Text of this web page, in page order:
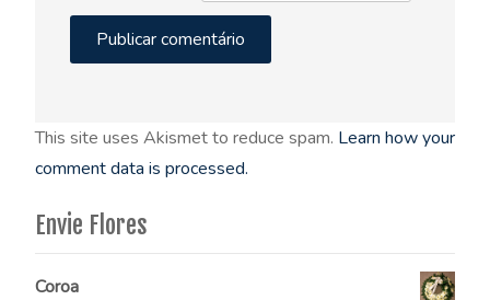
This site uses Akismet to reduce spam. Learn how your
comment data is processed.
Envie Flores
Coroa